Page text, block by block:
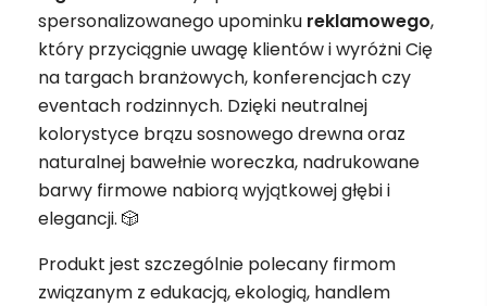
spersonalizowanego upominku reklamowego,
który przyciągnie uwagę klientów i wyróżni Cię
na targach branżowych, konferencjach czy
eventach rodzinnych. Dzięki neutralnej
kolorystyce brązu sosnowego drewna oraz
naturalnej bawełnie woreczka, nadrukowane
barwy firmowe nabiorą wyjątkowej głębi i
elegancji. 🎲
Produkt jest szczególnie polecany firmom
związanym z edukacją, ekologią, handlem